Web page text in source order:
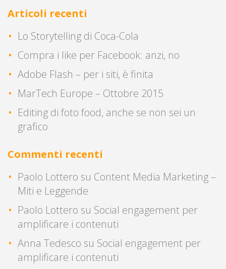
Articoli recenti
Lo Storytelling di Coca-Cola
Compra i like per Facebook: anzi, no
Adobe Flash – per i siti, è finita
MarTech Europe – Ottobre 2015
Editing di foto food, anche se non sei un
grafico
Commenti recenti
Paolo Lottero su Content Media Marketing –
Miti e Leggende
Paolo Lottero su Social engagement per
amplificare i contenuti
Anna Tedesco su Social engagement per
amplificare i contenuti